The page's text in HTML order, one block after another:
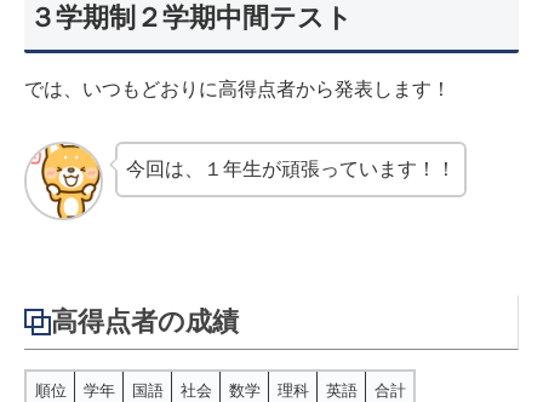
３学期制２学期中間テスト
では、いつもどおりに高得点者から発表します！
今回は、１年生が頑張っています！！
高得点者の成績
順位 学年 国語 社会 数学 理科 英語 合計